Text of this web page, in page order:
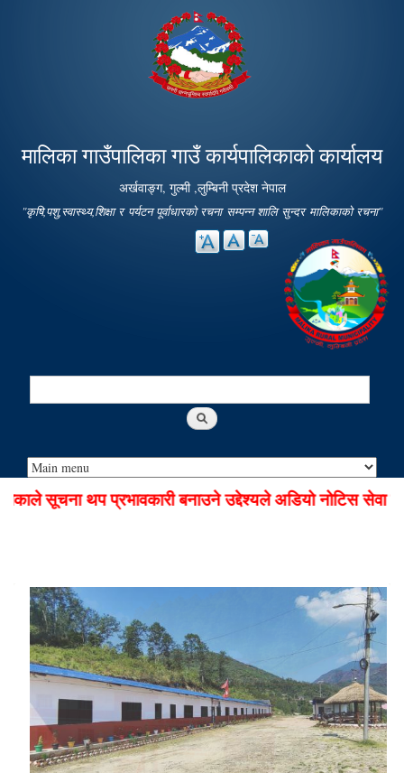
main
content
मालिका गाउँपालिका गाउँ कार्यपालिकाको कार्यालय
अर्खवाङ्ग, गुल्मी ,लुम्बिनी प्रदेश नेपाल
"कृषि,पशु,स्वास्थ्य,शिक्षा र पर्यटन पूर्वाधारको रचना सम्पन्न शालि सुन्दर मालिकाको रचना"
Search
सूचना थप प्रभावकारी बनाउने उद्देश्यले अडियो नोटिस सेवा